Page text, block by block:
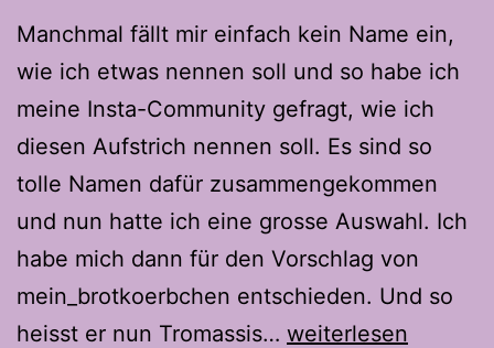
Manchmal fällt mir einfach kein Name ein,
wie ich etwas nennen soll und so habe ich
meine Insta-Community gefragt, wie ich
diesen Aufstrich nennen soll. Es sind so
tolle Namen dafür zusammengekommen
und nun hatte ich eine grosse Auswahl. Ich
habe mich dann für den Vorschlag von
mein_brotkoerbchen entschieden. Und so
heisst er nun Tromassis… Tromassis
weiterlesen